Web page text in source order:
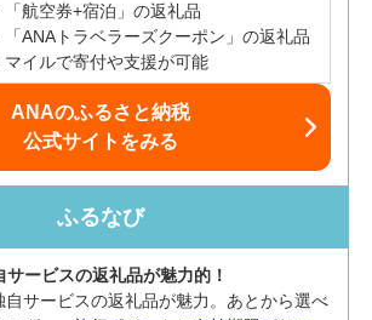
「航空券+宿泊」の返礼品
「ANAトラベラーズクーポン」の返礼品
マイルで寄付や支援が可能
ANAのふるさと納税
公式サイトをみる
ふるなび
サービスの返礼品が魅力的！
自サービスの返礼品が魅力。あとから選べ